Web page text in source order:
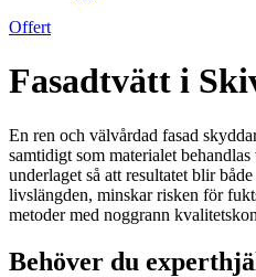
Offert
Fasadtvätt i
En ren och välvårdad fasad
samtidigt som materialet
underlaget så att resultatet blir
livslängden, minskar risken för
metoder med noggrann
Behöver du